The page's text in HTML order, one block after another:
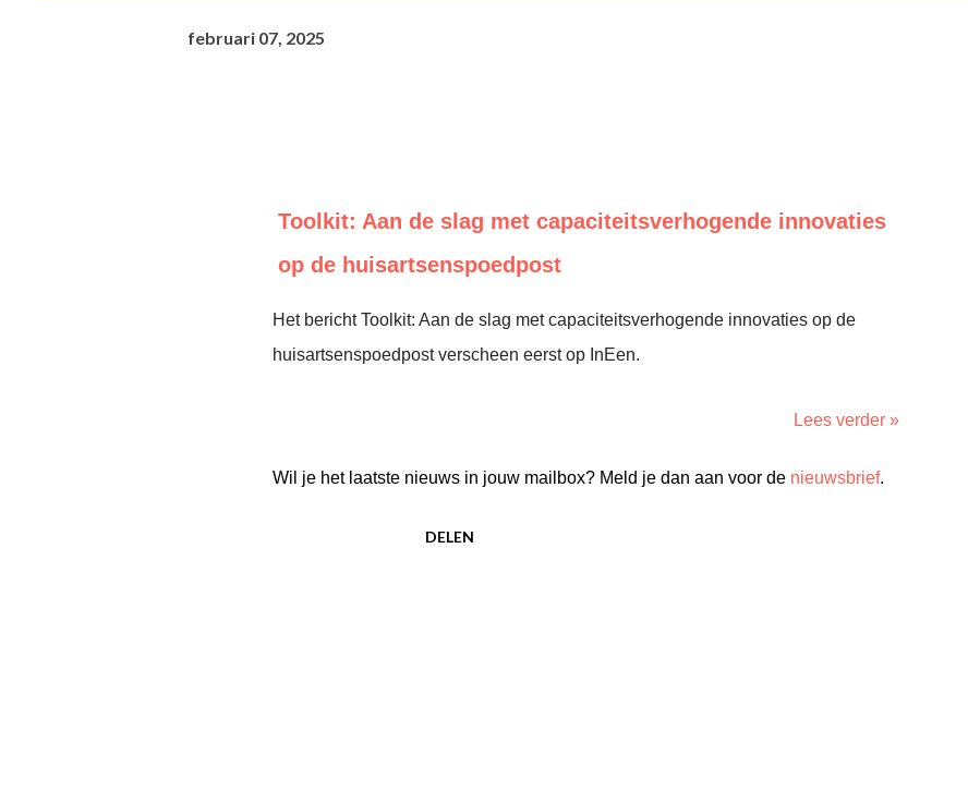
februari 07, 2025
Toolkit: Aan de slag met capaciteitsverhogende innovaties
op de huisartsenspoedpost
Het bericht Toolkit: Aan de slag met capaciteitsverhogende innovaties op de
huisartsenspoedpost verscheen eerst op InEen.
Lees verder »
Wil je het laatste nieuws in jouw mailbox? Meld je dan aan voor de nieuwsbrief.
DELEN